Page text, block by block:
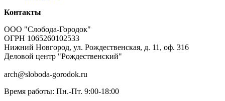
Контакты
ООО "Слобода-Городок"
ОГРН 1065260102533
Нижний Новгород, ул. Рождественская, д. 11, оф. 316
Деловой центр "Рождественский"
arch@sloboda-gorodok.ru
Время работы: Пн.-Пт. 9:00-18:00